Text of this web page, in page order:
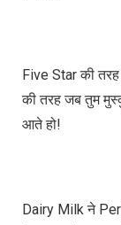
Five Star की
की तरह जब तुम
आते हो!
Dairy Milk ने